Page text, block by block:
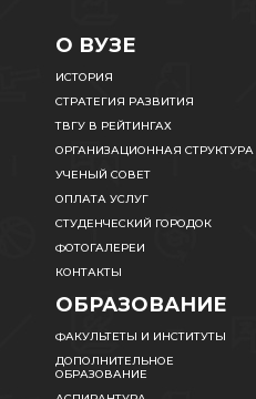
О ВУЗЕ
ИСТОРИЯ
СТРАТЕГИЯ РАЗВИТИЯ
ТВГУ В РЕЙТИНГАХ
ОРГАНИЗАЦИОННАЯ СТРУКТУРА
УЧЕНЫЙ СОВЕТ
ОПЛАТА УСЛУГ
СТУДЕНЧЕСКИЙ ГОРОДОК
ФОТОГАЛЕРЕИ
КОНТАКТЫ
ОБРАЗОВАНИЕ
ФАКУЛЬТЕТЫ И ИНСТИТУТЫ
ДОПОЛНИТЕЛЬНОЕ
ОБРАЗОВАНИЕ